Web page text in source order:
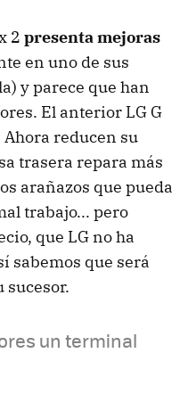
2 presenta mejoras
en uno de sus
y parece que han
El anterior LG G
reducen su
trasera repara más
arañazos que pueda
trabajo... pero
que LG no ha
sabemos que será
sucesor.
un terminal